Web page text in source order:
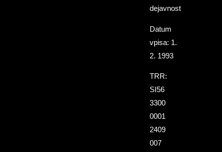
dejavnost
Datum
vpisa: 1.
2. 1993
TRR:
SI56
3300
0001
2409
007